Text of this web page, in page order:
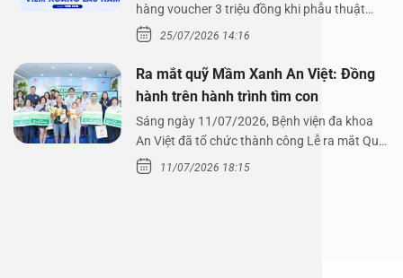
hàng voucher 3 triệu đồng khi phẫu thuật
xoang cùng PGS.…
25/07/2026 14:16
Ra mắt quỹ Mầm Xanh An Việt: Đồng
hành trên hành trình tìm con
Sáng ngày 11/07/2026, Bệnh viện đa khoa
An Việt đã tổ chức thành công Lễ ra mắt Quỹ
Mầm Xanh…
11/07/2026 18:15